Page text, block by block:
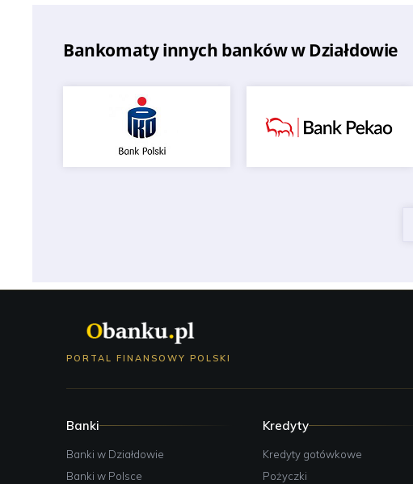
Bankomaty innych banków w Działdowie
PORTAL FINANSOWY POLSKI
Banki
Banki w Działdowie
Banki w Polsce
Kredyty
Kredyty gotówkowe
Pożyczki